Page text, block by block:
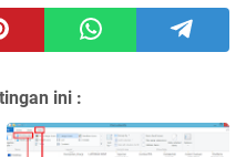
ini :